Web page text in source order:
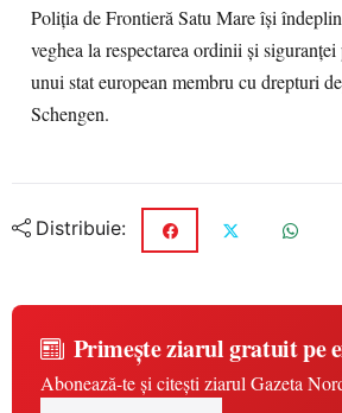
Poliția de Frontieră Satu Mare își
veghea la respectarea ordinii și
unui stat european membru cu drepturi
Schengen.
Distribuie:
Primește ziarul gratuit pe
Abonează-te și citești ziarul Gazeta